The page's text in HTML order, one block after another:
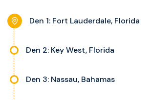
Den 1: Fort Lauderdale, Florida
Den 2: Key West, Florida
Den 3: Nassau, Bahamas